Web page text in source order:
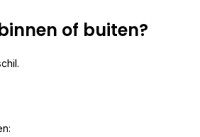
of buiten?